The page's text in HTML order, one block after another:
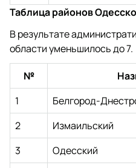
Таблица районов
В результате
области уменьшилось до 7.
№
1
Белгород-
2
Измаильский
3
Одесский